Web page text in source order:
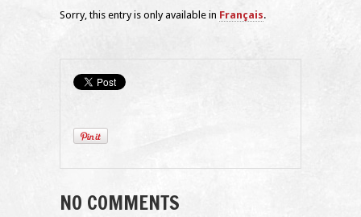
Sorry, this entry is only available in Français.
NO COMMENTS